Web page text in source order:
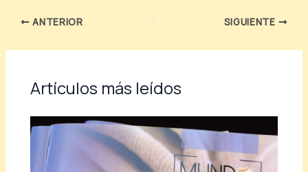
ANTERIOR SIGUIENTE
Artículos más leídos